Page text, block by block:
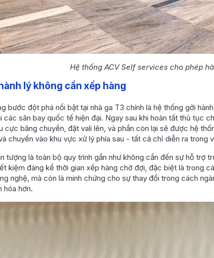
Hệ thống ACV Self services cho phép
lý không cần xếp hàng
bước đột phá nổi bật tại nhà ga T3 chính là hệ thống gởi
các sân bay quốc tế hiện đại. Ngay sau khi hoàn tất thủ tục
cực băng chuyền, đặt vali lên, và phần còn lại sẽ được hệ
chuyển vào khu vực xử lý phía sau - tất cả chỉ diễn ra trong
tượng là toàn bộ quy trình gần như không cần đến sự hỗ trợ
kiệm đáng kể thời gian xếp hàng chờ đợi, đặc biệt là trong
nghệ, mà còn là minh chứng cho sự thay đổi trong cách
hóa hơn.